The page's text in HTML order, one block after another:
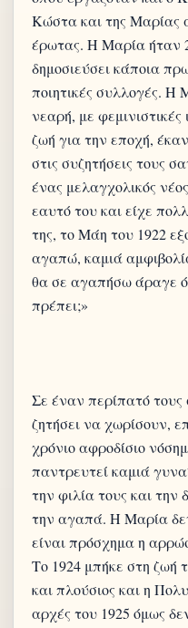
Κώστα και της Μαρίας
έρωτας. Η Μαρία ήταν
δημοσιεύσει κάποια
ποιητικές συλλογές. Η
νεαρή, με φεμινιστικές
ζωή για την εποχή,
στις συζητήσεις τους
ένας μελαγχολικός
εαυτό του και είχε
της, το Μάη του 1922
αγαπώ, καμιά
θα σε αγαπήσω άραγε
πρέπει;»
Σε έναν περίπατό
ζητήσει να χωρίσουν,
χρόνιο αφροδίσιο
παντρευτεί καμιά
την φιλία τους και την
την αγαπά. Η Μαρία
είναι πρόσχημα η
Το 1924 μπήκε στη ζωή
και πλούσιος και η
αρχές του 1925 όμως